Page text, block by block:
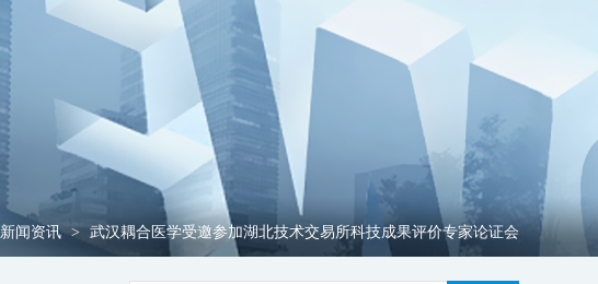
新闻资讯 > 武汉耦合医学受邀参加湖北技术交易所科技成果评价专家论证会